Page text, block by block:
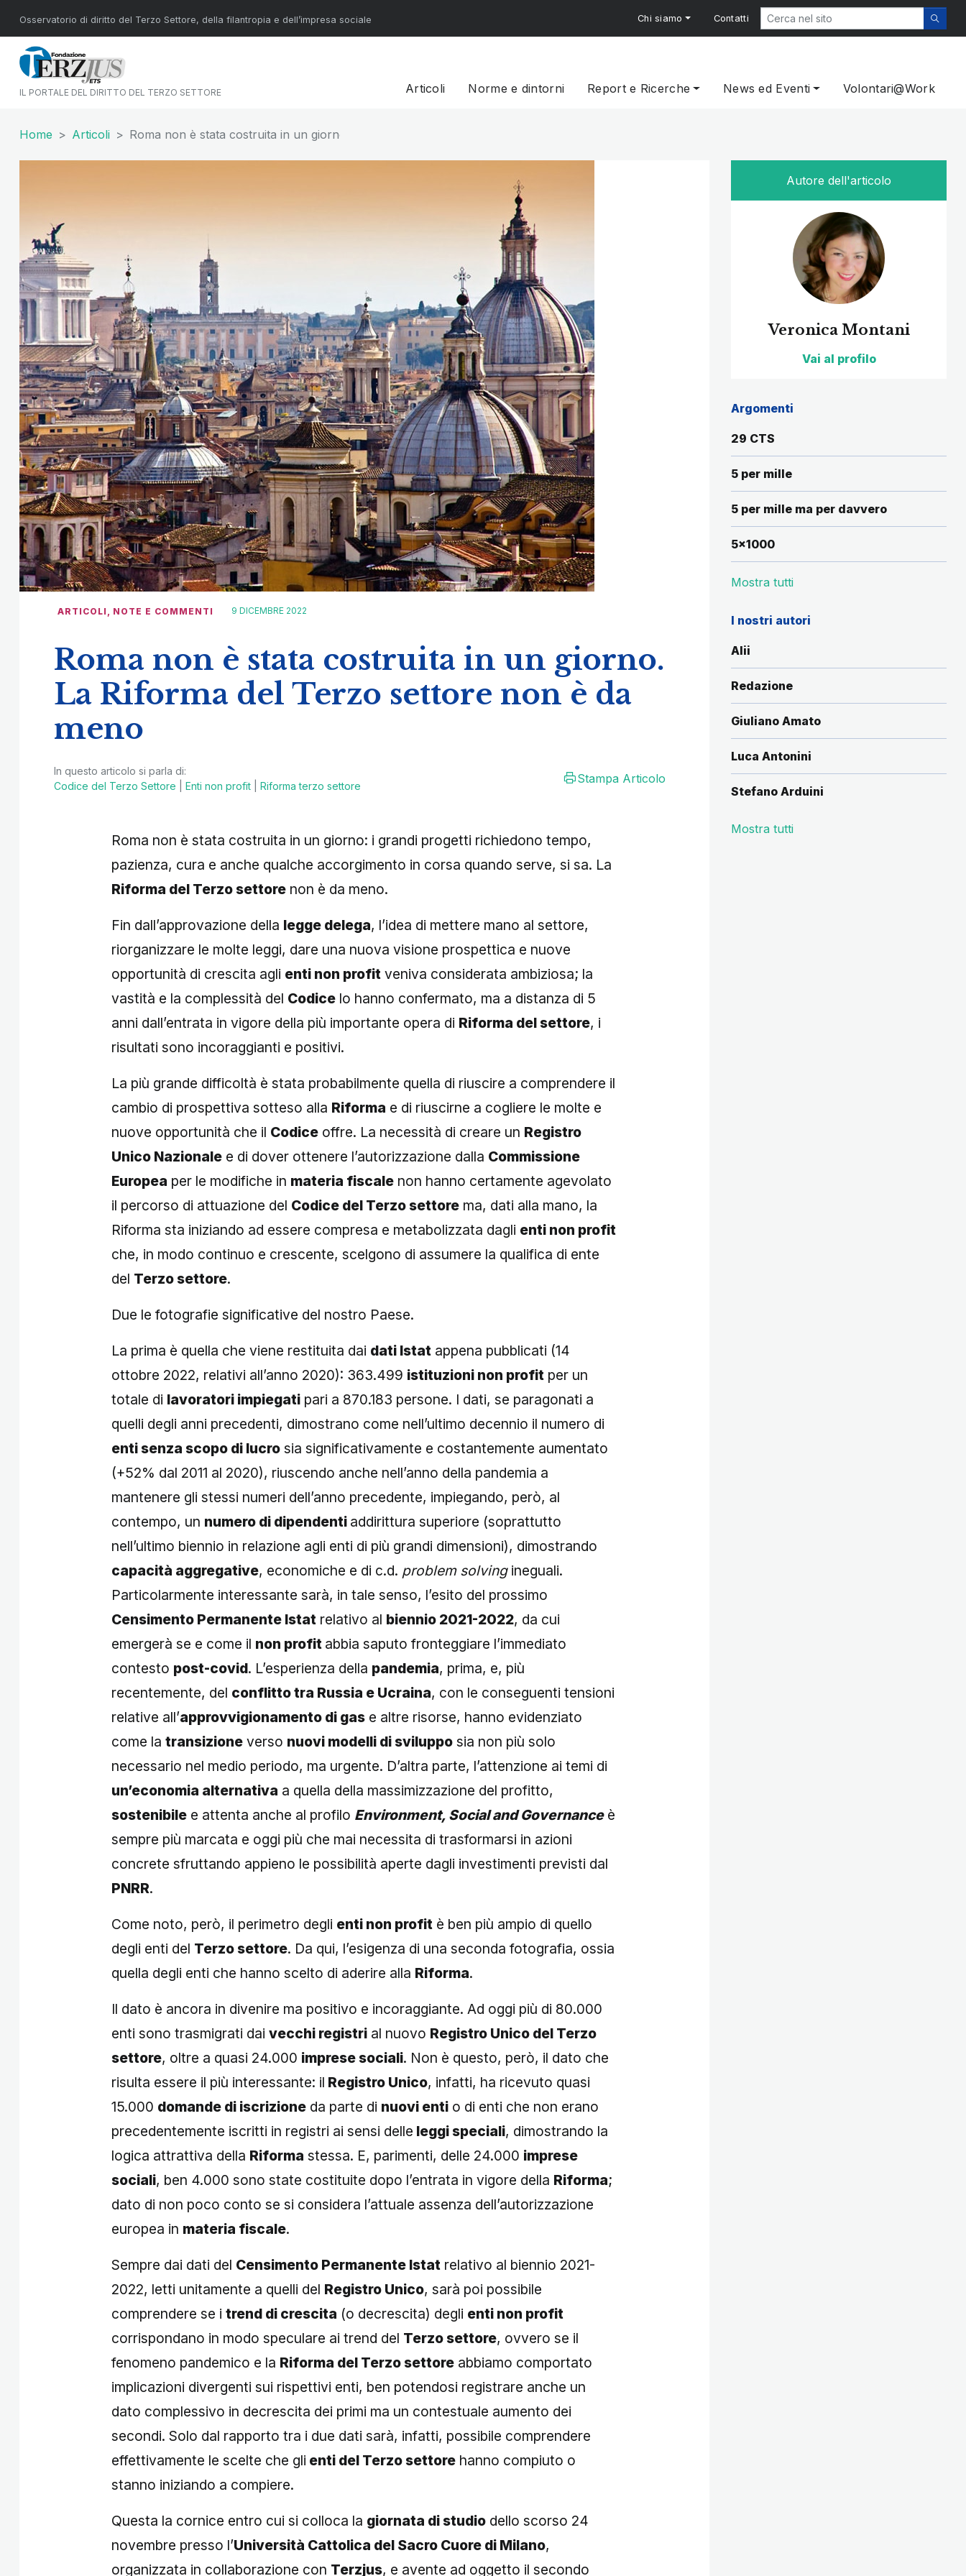
Osservatorio di diritto del Terzo Settore, della filantropia e dell’impresa sociale Chi siamo Contatti
IL PORTALE DEL DIRITTO DEL TERZO SETTORE Articoli Norme e dintorni Report e Ricerche News ed Eventi Volontari@Work
Home Articoli Roma non è stata costruita in un giorno. La Riforma del Terzo settore non è da meno
ARTICOLI , NOTE E COMMENTI 9 DICEMBRE 2022
Roma non è stata costruita in un giorno.
La Riforma del Terzo settore non è da
meno
In questo articolo si parla di:
Codice del Terzo Settore
Enti non profit Riforma terzo settore
Stampa Articolo
Roma non è stata costruita in un giorno: i grandi progetti richiedono tempo,
pazienza, cura e anche qualche accorgimento in corsa quando serve, si sa. La
Riforma del Terzo settore non è da meno.
Fin dall’approvazione della legge delega, l’idea di mettere mano al settore,
riorganizzare le molte leggi, dare una nuova visione prospettica e nuove
opportunità di crescita agli enti non profit veniva considerata ambiziosa; la
vastità e la complessità del Codice lo hanno confermato, ma a distanza di 5
anni dall’entrata in vigore della più importante opera di Riforma del settore, i
risultati sono incoraggianti e positivi.
La più grande difficoltà è stata probabilmente quella di riuscire a comprendere il
cambio di prospettiva sotteso alla Riforma e di riuscirne a cogliere le molte e
nuove opportunità che il Codice offre. La necessità di creare un Registro
Unico Nazionale e di dover ottenere l’autorizzazione dalla Commissione
Europea per le modifiche in materia fiscale non hanno certamente agevolato
il percorso di attuazione del Codice del Terzo settore ma, dati alla mano, la
Riforma sta iniziando ad essere compresa e metabolizzata dagli enti non profit
che, in modo continuo e crescente, scelgono di assumere la qualifica di ente
del Terzo settore.
Due le fotografie significative del nostro Paese.
La prima è quella che viene restituita dai dati Istat appena pubblicati (14
ottobre 2022, relativi all’anno 2020): 363.499 istituzioni non profit per un
totale di lavoratori impiegati pari a 870.183 persone. I dati, se paragonati a
quelli degli anni precedenti, dimostrano come nell’ultimo decennio il numero di
enti senza scopo di lucro sia significativamente e costantemente aumentato
(+52% dal 2011 al 2020), riuscendo anche nell’anno della pandemia a
mantenere gli stessi numeri dell’anno precedente, impiegando, però, al
contempo, un numero di dipendenti addirittura superiore (soprattutto
nell’ultimo biennio in relazione agli enti di più grandi dimensioni), dimostrando
capacità aggregative, economiche e di c.d. problem solvingineguali.
Particolarmente interessante sarà, in tale senso, l’esito del prossimo
Censimento Permanente Istat relativo al biennio 2021-2022, da cui
emergerà se e come il non profit abbia saputo fronteggiare l’immediato
contesto post-covid. L’esperienza della pandemia, prima, e, più
recentemente, del conflitto tra Russia e Ucraina, con le conseguenti tensioni
relative all’approvvigionamento di gas e altre risorse, hanno evidenziato
come la transizione verso nuovi modelli di sviluppo sia non più solo
necessario nel medio periodo, ma urgente. D’altra parte, l’attenzione ai temi di
un’economia alternativa a quella della massimizzazione del profitto,
sostenibile e attenta anche al profilo Environment, Social and Governanceè
sempre più marcata e oggi più che mai necessita di trasformarsi in azioni
concrete sfruttando appieno le possibilità aperte dagli investimenti previsti dal
PNRR.
Come noto, però, il perimetro degli enti non profit è ben più ampio di quello
degli enti del Terzo settore. Da qui, l’esigenza di una seconda fotografia, ossia
quella degli enti che hanno scelto di aderire alla Riforma.
Il dato è ancora in divenire ma positivo e incoraggiante. Ad oggi più di 80.000
enti sono trasmigrati dai vecchi registri al nuovo Registro Unico del Terzo
settore, oltre a quasi 24.000 imprese sociali. Non è questo, però, il dato che
risulta essere il più interessante: il Registro Unico, infatti, ha ricevuto quasi
15.000 domande di iscrizione da parte di nuovi enti o di enti che non erano
precedentemente iscritti in registri ai sensi delle leggi speciali, dimostrando la
logica attrattiva della Riforma stessa. E, parimenti, delle 24.000 imprese
sociali, ben 4.000 sono state costituite dopo l’entrata in vigore della Riforma;
dato di non poco conto se si considera l’attuale assenza dell’autorizzazione
europea in materia fiscale.
Sempre dai dati del Censimento Permanente Istat relativo al biennio 2021-
2022, letti unitamente a quelli del Registro Unico, sarà poi possibile
comprendere se i trend di crescita (o decrescita) degli enti non profit
corrispondano in modo speculare ai trend del Terzo settore, ovvero se il
fenomeno pandemico e la Riforma del Terzo settore abbiamo comportato
implicazioni divergenti sui rispettivi enti, ben potendosi registrare anche un
dato complessivo in decrescita dei primi ma un contestuale aumento dei
secondi. Solo dal rapporto tra i due dati sarà, infatti, possibile comprendere
effettivamente le scelte che gli enti del Terzo settore hanno compiuto o
stanno iniziando a compiere.
Questa la cornice entro cui si colloca la giornata di studio dello scorso 24
novembre presso l’Università Cattolica del Sacro Cuore di Milano,
organizzata in collaborazione con Terzjus, e avente ad oggetto il secondo
Autore dell'articolo
Veronica Montani
Vai al profilo
Argomenti
29 CTS
5 per mille
5 per mille ma per davvero
5x1000
Mostra tutti
I nostri autori
Alii
Redazione
Giuliano Amato
Luca Antonini
Stefano Arduini
Mostra tutti